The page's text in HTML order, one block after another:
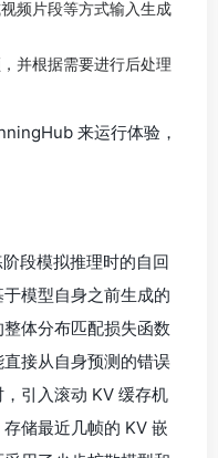
频片段等方式输入生成
并根据需要进行后处理
来运行体验，
段模拟推理时的自回
模型自身之前生成的
体分布匹配损失函数
接从自身预测的错误
引入滚动 KV 缓存机
储最近几帧的 KV 嵌